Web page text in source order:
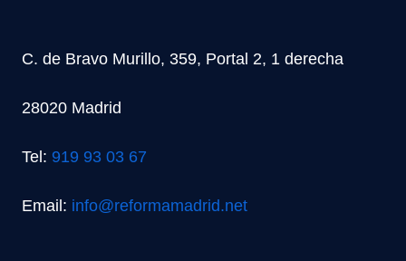
C. de Bravo Murillo, 359, Portal 2, 1 derecha
28020 Madrid
Tel: 919 93 03 67
Email: info@reformamadrid.net